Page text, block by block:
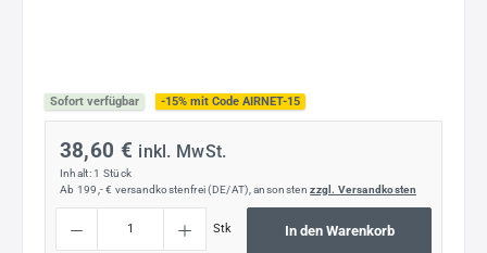
Sofort verfügbar -15% mit Code AIRNET-15
38,60 € inkl. MwSt.
Inhalt: 1 Stück
Ab 199,- € versandkostenfrei (DE/AT), ansonstenzzgl. Versandkosten
Stk In den Warenkorb